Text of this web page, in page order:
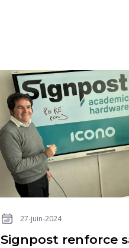
27-juin-2024
Signpost renforce